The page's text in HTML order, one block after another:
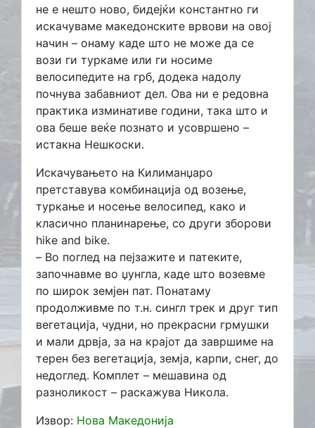
не е нешто ново, бидејќи константно ги
искачуваме македонските врвови на овој
начин – онаму каде што не може да се
вози ги туркаме или ги носиме
велосипедите на грб, додека надолу
почнува забавниот дел. Ова ни е редовна
практика изминативе години, така што и
ова беше веќе познато и усовршено –
истакна Нешкоски.
Искачувањето на Килиманџаро
претставува комбинација од возење,
туркање и носење велосипед, како и
класично планинарење, со други зборови
hike and bike.
– Во поглед на пејзажите и патеките,
започнавме во џунгла, каде што возевме
по широк земјен пат. Понатаму
продолживме по т.н. сингл трек и друг тип
вегетација, чудни, но прекрасни грмушки
и мали дрвја, за на крајот да завршиме на
терен без вегетација, земја, карпи, снег, до
недоглед. Комплет – мешавина од
разноликост – раскажува Никола.
Извор: Нова Македонија